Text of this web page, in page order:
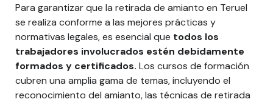
Para garantizar que la retirada de amianto en Teruel
se realiza conforme a las mejores prácticas y
normativas legales, es esencial que todos los
trabajadores involucrados estén debidamente
formados y certificados. Los cursos de formación
cubren una amplia gama de temas, incluyendo el
reconocimiento del amianto, las técnicas de retirada